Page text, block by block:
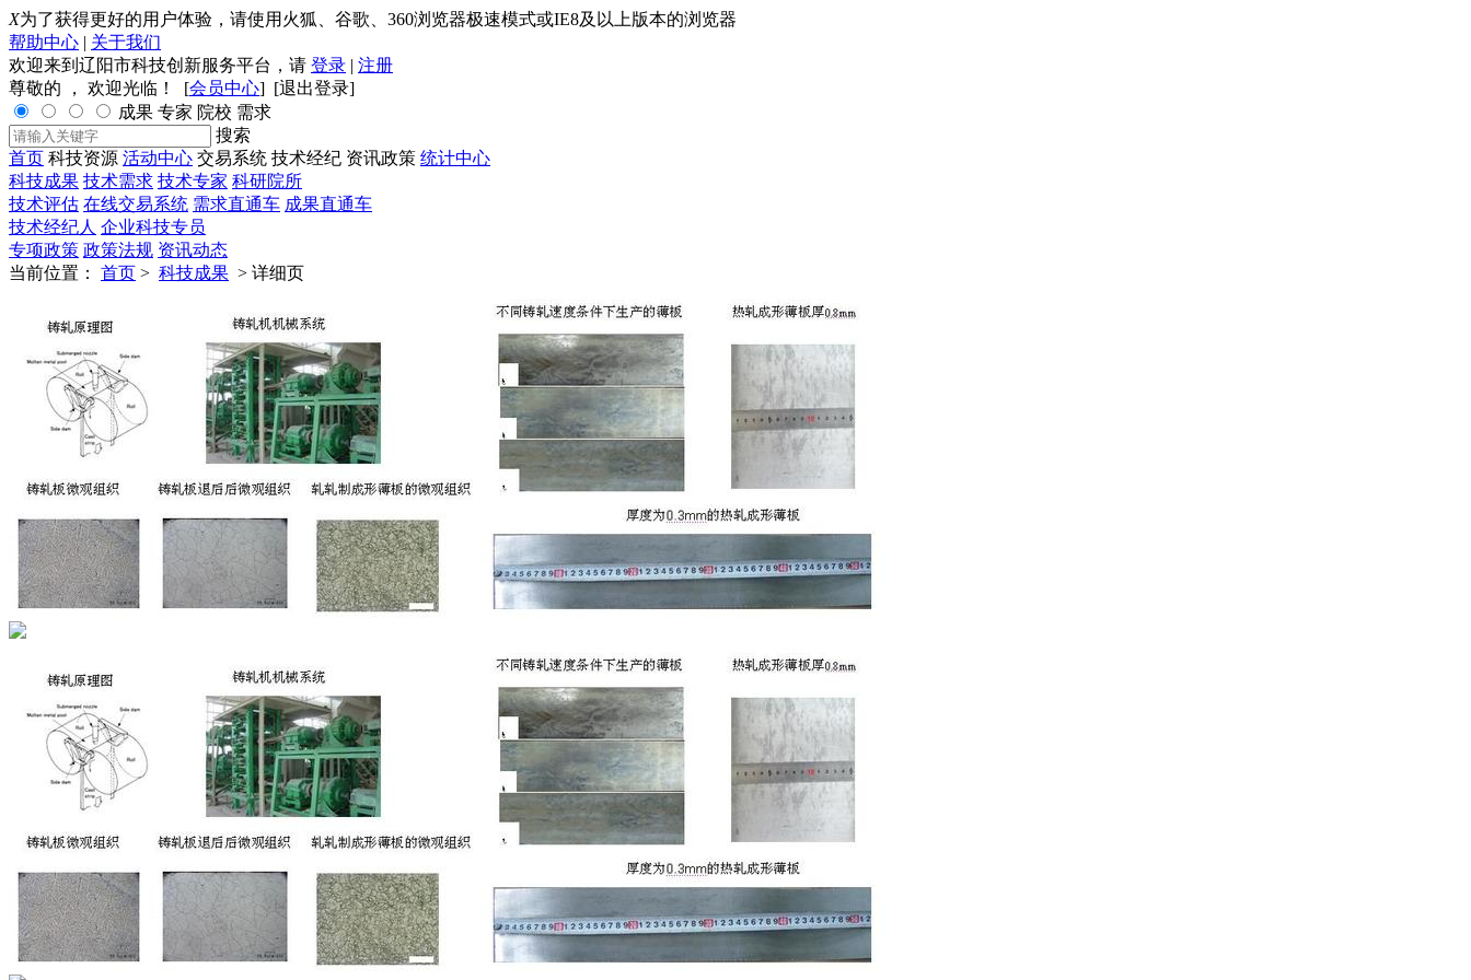
X为了获得更好的用户体验，请使用火狐、谷歌、360浏览器极速模式或IE8及以上版本的浏览器
帮助中心 | 关于我们
欢迎来到辽阳市科技创新服务平台，请 登录 | 注册
尊敬的
， 欢迎光临！ [会员中心] [退出登录]
成果 专家 院校 需求
搜索
首页 科技资源 活动中心 交易系统 技术经纪 资讯政策 统计中心
科技成果 技术需求 技术专家 科研院所
技术评估 在线交易系统 需求直通车 成果直通车
技术经纪人 企业科技专员
专项政策 政策法规 资讯动态
当前位置： 首页 > 科技成果 > 详细页